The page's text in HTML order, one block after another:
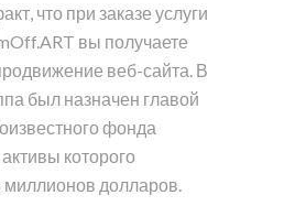
что при заказе услуги
вы получаете
веб-сайта. В
был назначен главой
фонда
которого
миллионов долларов.